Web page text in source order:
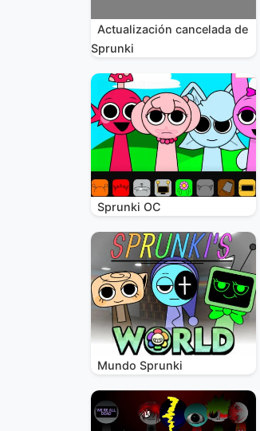
Actualización cancelada de
Sprunki
Sprunki OC
Mundo Sprunki